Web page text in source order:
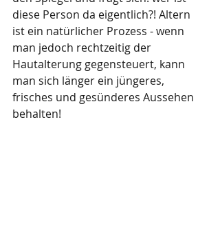
diese Person da eigentlich?! Altern
ist ein natürlicher Prozess - wenn
man jedoch rechtzeitig der
Hautalterung gegensteuert, kann
man sich länger ein jüngeres,
frisches und gesünderes Aussehen
behalten!